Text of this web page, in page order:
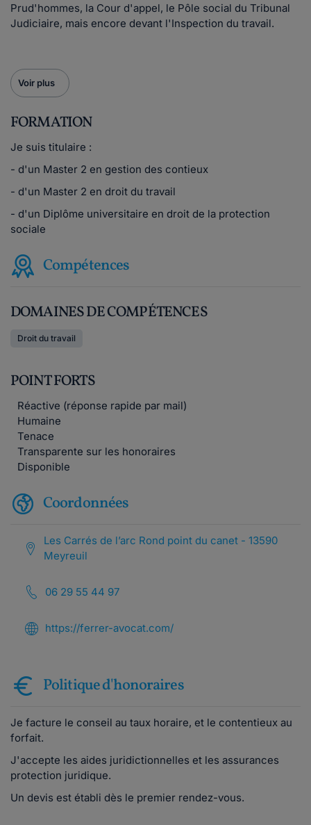
Prud'hommes, la Cour d'appel, le Pôle social du Tribunal
Judiciaire, mais encore devant l'Inspection du travail.
Voir plus
FORMATION
Je suis titulaire :
- d'un Master 2 en gestion des contieux
- d'un Master 2 en droit du travail
- d'un Diplôme universitaire en droit de la protection
sociale
Compétences
DOMAINES DE COMPÉTENCES
Droit du travail
POINT FORTS
Réactive (réponse rapide par mail)
Humaine
Tenace
Transparente sur les honoraires
Disponible
Coordonnées
Les Carrés de l’arc Rond point du canet - 13590
Meyreuil
06 29 55 44 97
https://ferrer-avocat.com/
Politique d'honoraires
Je facture le conseil au taux horaire, et le contentieux au
forfait.
J'accepte les aides juridictionnelles et les assurances
protection juridique.
Un devis est établi dès le premier rendez-vous.